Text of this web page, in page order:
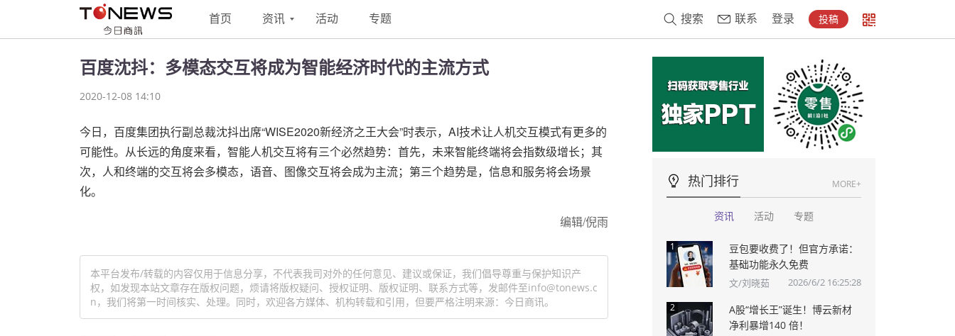
首页 资讯 活动 专题 搜索 联系 登录 投稿
百度沈抖：多模态交互将成为智能经济时代的主流方式
2020-12-08 14:10
今日，百度集团执行副总裁沈抖出席“WISE2020新经济之王大会”时表示，AI技术让人机交互模式有更多的
可能性。从长远的角度来看，智能人机交互将有三个必然趋势：首先，未来智能终端将会指数级增长；其
次，人和终端的交互将会多模态，语音、图像交互将会成为主流；第三个趋势是，信息和服务将会场景
化。
编辑/倪雨
本平台发布/转载的内容仅用于信息分享，不代表我司对外的任何意见、建议或保证，我们倡导尊重与保护知识产
权，如发现本站文章存在版权问题，烦请将版权疑问、授权证明、版权证明、联系方式等，发邮件至info@tonews.c
n，我们将第一时间核实、处理。同时，欢迎各方媒体、机构转载和引用，但要严格注明来源：今日商讯。
热门排行 MORE+
资讯 活动 专题
1
豆包要收费了！但官方承诺：
基础功能永久免费
文/刘晓茹 2026/6/2 16:25:28
2
A股“增长王”诞生！博云新材
净利暴增140 倍！